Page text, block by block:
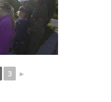
3 ►